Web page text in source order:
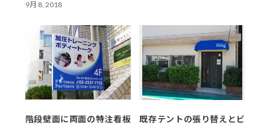
9月 8, 2018
階段壁面に両面の特注看板
既存テントの張り替えとビ